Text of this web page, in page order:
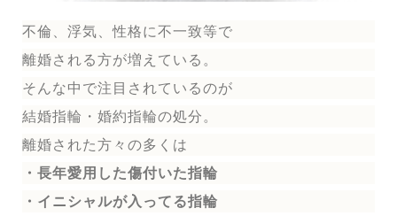
不倫、浮気、性格に不一致等で
離婚される方が増えている。
そんな中で注目されているのが
結婚指輪 ・婚約指輪の処分。
離婚された方々の多くは
・長年愛用した傷付いた指輪
・イニシャルが入ってる指輪